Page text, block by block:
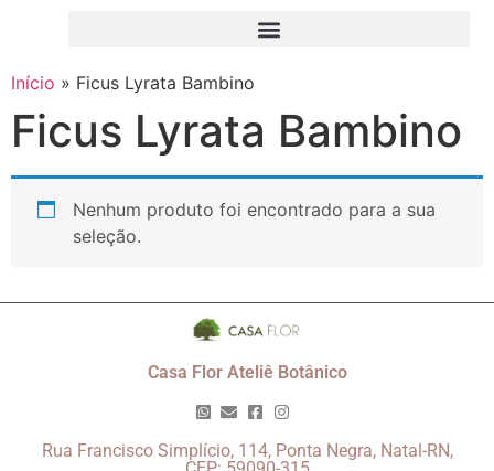
Início » Ficus Lyrata Bambino
Ficus Lyrata Bambino
Nenhum produto foi encontrado para a sua
seleção.
Casa Flor Ateliê Botânico
Rua Francisco Simplício, 114, Ponta Negra, Natal-RN,